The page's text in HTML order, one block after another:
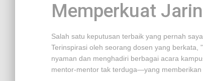
Memperkuat
Salah satu keputusan terbaik yang pernah
Terinspirasi oleh seorang dosen yang
nyaman dan menghadiri berbagai acara
mentor-mentor tak terduga—yang